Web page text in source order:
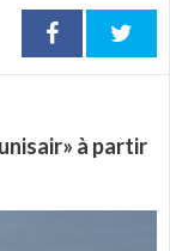
à partir